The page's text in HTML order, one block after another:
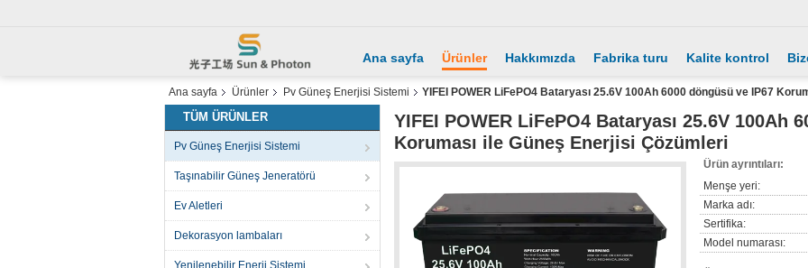
Ana sayfa Ürünler Hakkımızda Fabrika turu Kalite kontrol
Ana sayfa Ürünler Pv Güneş Enerjisi Sistemi YIFEI POWER LiFePO4 Bataryası 25.6V 100Ah 6000 döngüsü ve IP67
TÜM ÜRÜNLER
Pv Güneş Enerjisi Sistemi
Taşınabilir Güneş Jeneratörü
Ev Aletleri
Dekorasyon lambaları
Yenilenebilir Enerji Sistemi
YIFEI POWER LiFePO4 Bataryası 25.6V 100Ah
Koruması ile Güneş Enerjisi Çözümleri
Ürün ayrıntıları:
Menşe yeri:
Marka adı:
Sertifika:
Model numarası: